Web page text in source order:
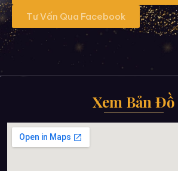
Tư Vấn Qua Facebook
Xem Bản Đồ